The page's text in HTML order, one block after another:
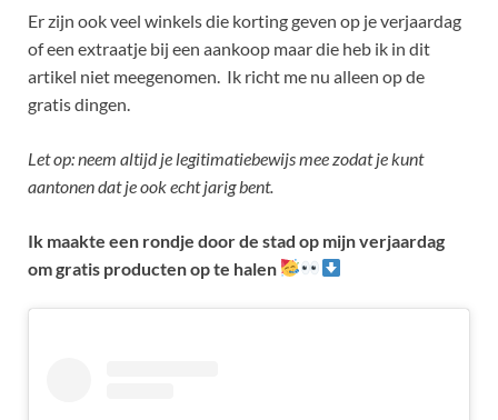
Er zijn ook veel winkels die korting geven op je verjaardag
of een extraatje bij een aankoop maar die heb ik in dit
artikel niet meegenomen. Ik richt me nu alleen op de
gratis dingen.
Let op: neem altijd je legitimatiebewijs mee zodat je kunt
aantonen dat je ook echt jarig bent.
Ik maakte een rondje door de stad op mijn verjaardag
om gratis producten op te halen